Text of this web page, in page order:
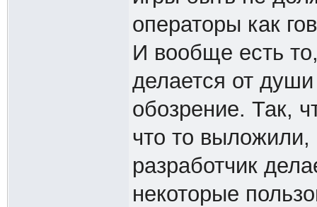
операторы как
И вообще есть
делается от
обозрение. Так,
что то выложили,
разработчик
некоторые